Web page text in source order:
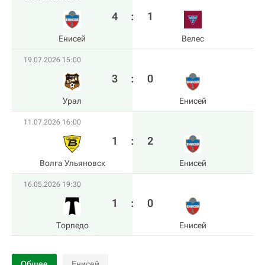
Енисей
4 : 1
Велес
19.07.2026 15:00
Урал
3 : 0
Енисей
11.07.2026 16:00
Волга Ульяновск
1 : 2
Енисей
16.05.2026 19:30
Торпедо
1 : 0
Енисей